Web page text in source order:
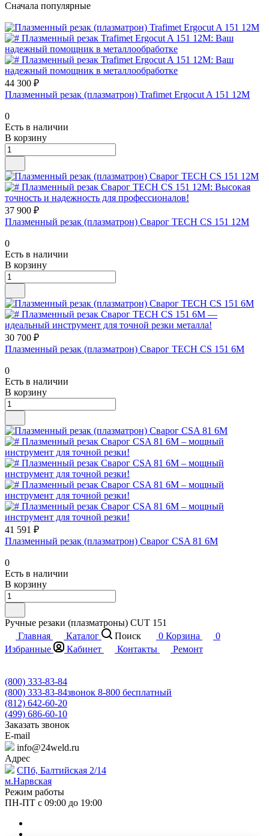
Сначала популярные
44 300 ₽
Плазменный резак (плазматрон) Trafimet Ergocut A 151 12М
0
Есть в наличии
В корзину
37 900 ₽
Плазменный резак (плазматрон) Сварог TECH CS 151 12М
0
Есть в наличии
В корзину
30 700 ₽
Плазменный резак (плазматрон) Сварог TECH CS 151 6М
0
Есть в наличии
В корзину
41 591 ₽
Плазменный резак (плазматрон) Сварог CSA 81 6М
0
Есть в наличии
В корзину
Ручные резаки (плазматроны) CUT 151
Главная
Каталог Поиск 0 Корзина
0
Избранные
Кабинет Контакты Ремонт
(800) 333-83-84
(800) 333-83-84звонок 8-800 бесплатный
(812) 642-60-20
(499) 686-60-10
Заказать звонок
E-mail
info@24weld.ru
Адрес
СПб, Балтийская 2/14
м.Нарвская
Режим работы
ПН-ПТ с 09:00 до 19:00